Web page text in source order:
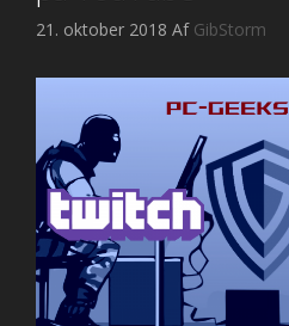
21. oktober 2018 Af GibStorm